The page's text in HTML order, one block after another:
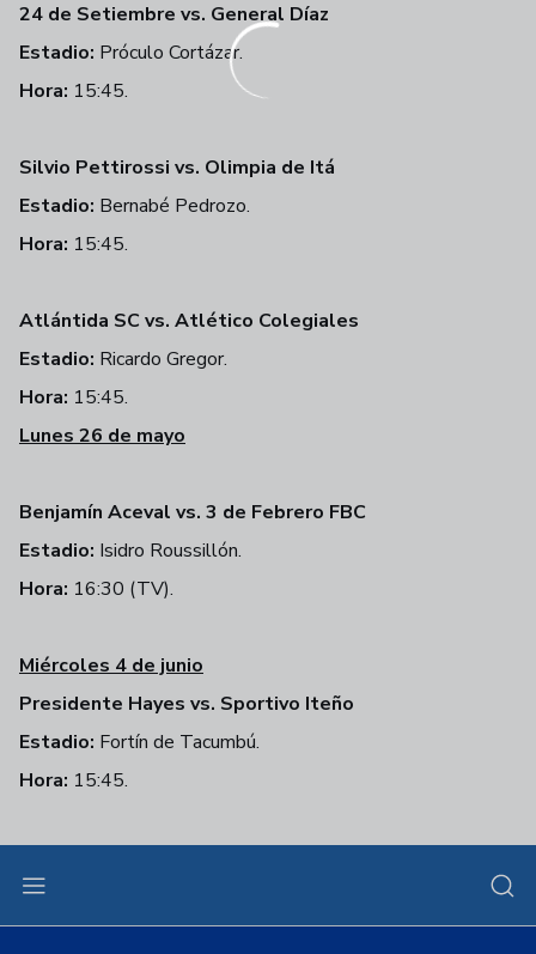
24 de Setiembre vs. General Díaz
Estadio: Próculo Cortázar.
Hora: 15:45.
Silvio Pettirossi vs. Olimpia de Itá
Estadio: Bernabé Pedrozo.
Hora: 15:45.
Atlántida SC vs. Atlético Colegiales
Estadio: Ricardo Gregor.
Hora: 15:45.
Lunes 26 de mayo
Benjamín Aceval vs. 3 de Febrero FBC
Estadio: Isidro Roussillón.
Hora: 16:30 (TV).
Miércoles 4 de junio
Presidente Hayes vs. Sportivo Iteño
Estadio: Fortín de Tacumbú.
Hora: 15:45.